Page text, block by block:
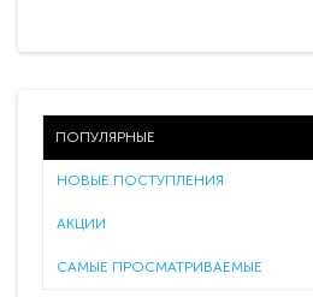
ПОПУЛЯРНЫЕ
НОВЫЕ ПОСТУПЛЕНИЯ
АКЦИИ
САМЫЕ ПРОСМАТРИВАЕМЫЕ